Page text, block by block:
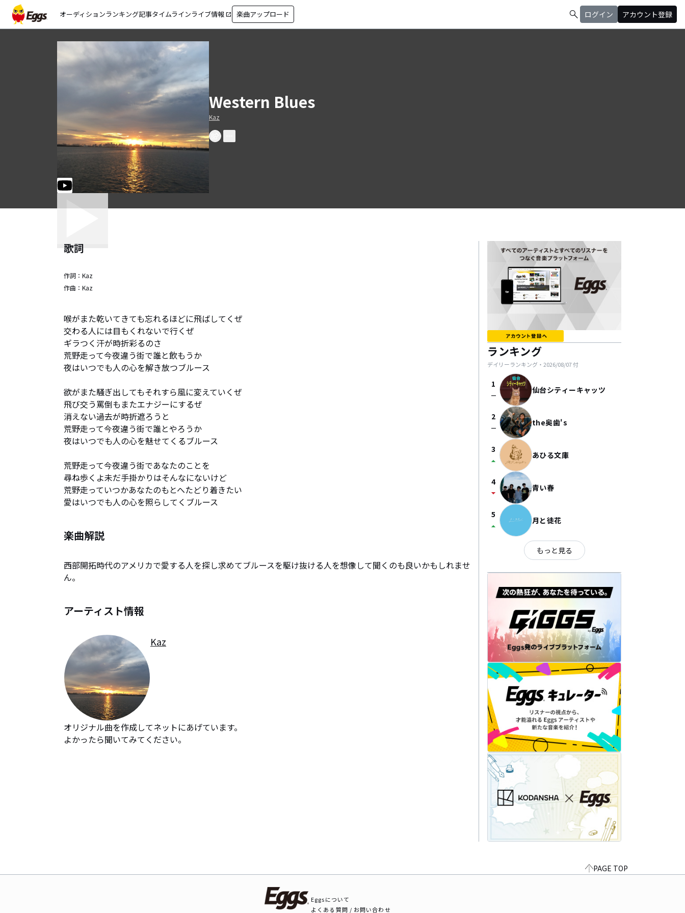
オーディションランキング記事タイムラインライブ情報 open_in_new 楽曲アップロード search ログイン アカウント登録
Western Blues
Kaz
歌詞
作詞： Kaz
作曲： Kaz
喉がまた乾いてきても忘れるほどに飛ばしてくぜ
交わる人には目もくれないで行くぜ
ギラつく汗が時折彩るのさ
荒野走って今夜違う街で誰と飲もうか
夜はいつでも人の心を解き放つブルース
欲がまた騒ぎ出してもそれすら風に変えていくぜ
飛び交う罵倒もまたエナジーにするぜ
消えない過去が時折遮ろうと
荒野走って今夜違う街で誰とやろうか
夜はいつでも人の心を魅せてくるブルース
荒野走って今夜違う街であなたのことを
尋ね歩くよ未だ手掛かりはそんなにないけど
荒野走っていつかあなたのもとへたどり着きたい
愛はいつでも人の心を照らしてくブルース
楽曲解説
西部開拓時代のアメリカで愛する人を探し求めてブルースを駆け抜ける人を想像して聞くのも良いかもしれませ
ん。
アーティスト情報
Kaz
オリジナル曲を作成してネットにあげています。
よかったら聞いてみてください。
ランキング
デイリーランキング・ 2026/08/07付
1
check_indeterminate_small 仙台シティーキャッツ
2
check_indeterminate_small the奥歯's
3
arrow_drop_up あひる文庫
4
arrow_drop_down 青い春
5
arrow_drop_up 月と徒花
もっと見る
PAGE TOP
Eggsについて
よくある質問 / お問い合わせ